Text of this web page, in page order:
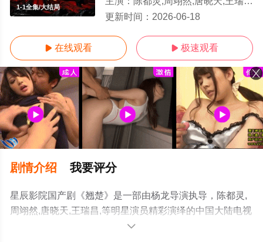
1-1全集/大结局
更新时间： 2026-06-18
 在线观看  极速观看
剧情介绍 我要评分
星辰影院国产剧《翘楚》是一部由杨龙导演执导，陈都灵,
周翊然,唐晓天,王瑞昌,等明星演员精彩演绎的中国大陆电视
剧，大结局剧情已揭晓（1-1全集），手机免费观看高清未
